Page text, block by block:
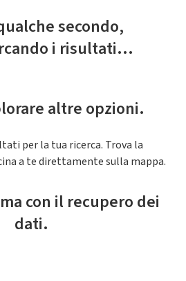
secondo,
i risultati...
altre opzioni.
per la tua ricerca. Trova la
a te direttamente sulla mappa.
con il recupero dei
dati.